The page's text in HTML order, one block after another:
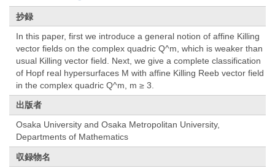
抄録
In this paper, first we introduce a general notion of affine Killing
vector fields on the complex quadric Q^m, which is weaker than
usual Killing vector field. Next, we give a complete classification
of Hopf real hypersurfaces M with affine Killing Reeb vector field
in the complex quadric Q^m, m ≥ 3.
出版者
Osaka University and Osaka Metropolitan University,
Departments of Mathematics
収録物名